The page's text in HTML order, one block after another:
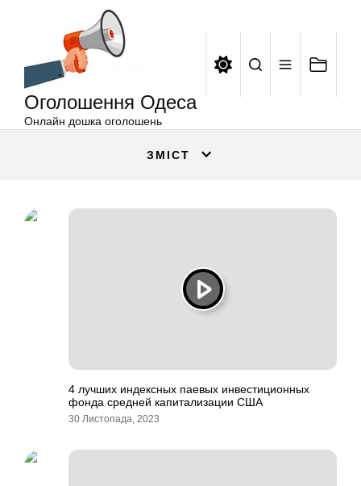
Оголошення Одеса
Онлайн дошка оголошень
ЗМІСТ
4 лучших индексных паевых инвестиционных
фонда средней капитализации США
30 Листопада, 2023